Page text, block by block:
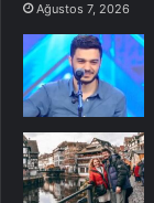
Ağustos 7, 2026